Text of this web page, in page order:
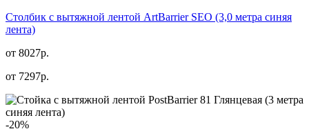
Столбик с вытяжной лентой ArtBarrier SEO (3,0 метра синяя
лента)
от 8027р.
от 7297р.
-20%